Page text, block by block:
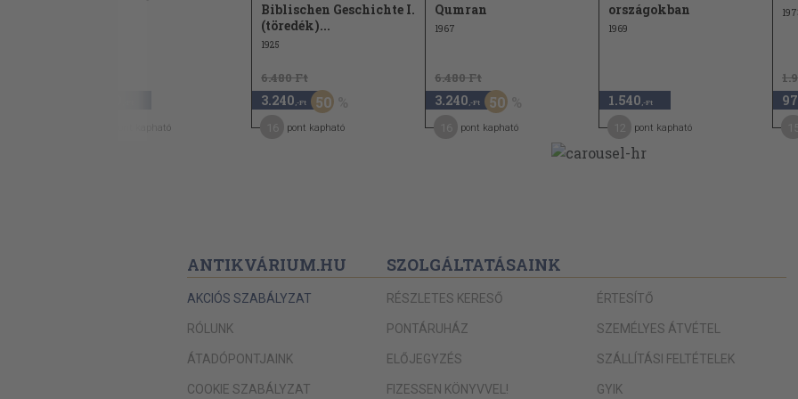
pont kapható
Biblischen Geschichte I.
(töredék)...
1925
6.480 Ft
3.240 ,-Ft 50
pont kapható
Qumran
1967
6.480 Ft
3.240 ,-Ft 50
pont kapható
országokban
1969
1.540 ,-Ft
pont kapható
ANTIKVÁRIUM.HU
AKCIÓS SZABÁLYZAT
RÓLUNK
ÁTADÓPONTJAINK
COOKIE SZABÁLYZAT
SZOLGÁLTATÁSAINK
RÉSZLETES KERESŐ
PONTÁRUHÁZ
ELŐJEGYZÉS
FIZESSEN KÖNYVVEL!
ÉRTESÍTŐ
SZEMÉLYES ÁTVÉTEL
SZÁLLÍTÁSI FELTÉTELEK
GYIK